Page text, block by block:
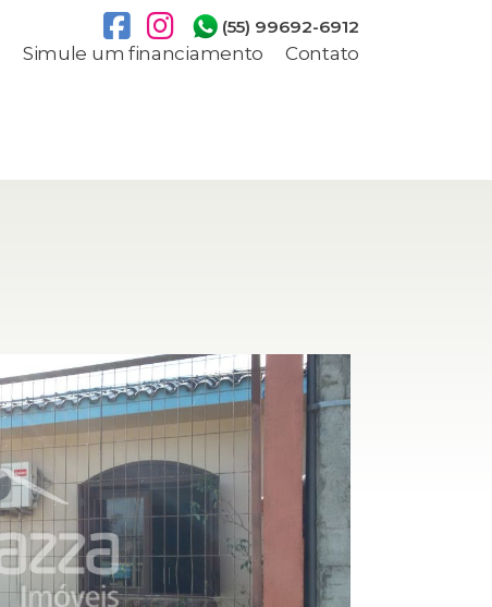
(55) 99692-6912
Simule um financiamento Contato